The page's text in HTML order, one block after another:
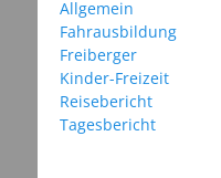
Allgemein
Fahrausbildung
Freiberger
Kinder-Freizeit
Reisebericht
Tagesbericht